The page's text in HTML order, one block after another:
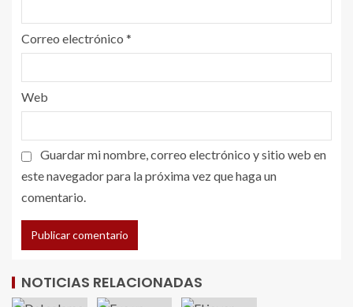
Correo electrónico *
Web
Guardar mi nombre, correo electrónico y sitio web en
este navegador para la próxima vez que haga un
comentario.
NOTICIAS RELACIONADAS